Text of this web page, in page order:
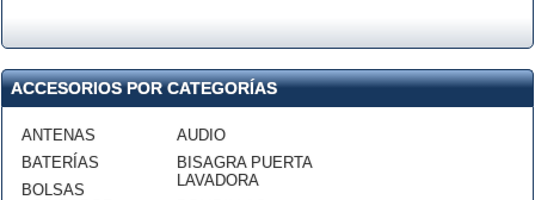
ACCESORIOS POR CATEGORÍAS
ANTENAS
BATERÍAS
BOLSAS
AUDIO
BISAGRA PUERTA
LAVADORA